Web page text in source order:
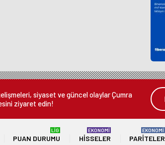
siyaset ve güncel olaylar Çumra
ziyaret edin!
PUAN DURUMU
LİG
HISSELER
EKONOMİ
PARITELER
EKONOMİ